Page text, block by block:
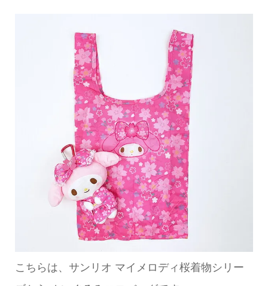
こちらは、サンリオ マイメロディ桜着物シリー